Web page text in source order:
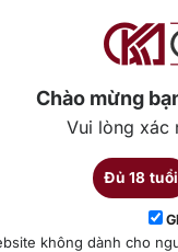
Chào mừng
Vui lòng xác
Đủ 18 tuổi
không dành cho